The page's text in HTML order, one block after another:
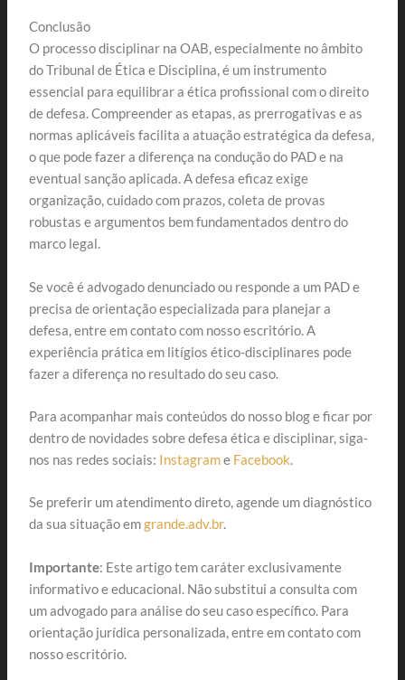
Conclusão
O processo disciplinar na OAB, especialmente no âmbito
do Tribunal de Ética e Disciplina, é um instrumento
essencial para equilibrar a ética profissional com o direito
de defesa. Compreender as etapas, as prerrogativas e as
normas aplicáveis facilita a atuação estratégica da defesa,
o que pode fazer a diferença na condução do PAD e na
eventual sanção aplicada. A defesa eficaz exige
organização, cuidado com prazos, coleta de provas
robustas e argumentos bem fundamentados dentro do
marco legal.
Se você é advogado denunciado ou responde a um PAD e
precisa de orientação especializada para planejar a
defesa, entre em contato com nosso escritório. A
experiência prática em litígios ético-disciplinares pode
fazer a diferença no resultado do seu caso.
Para acompanhar mais conteúdos do nosso blog e ficar por
dentro de novidades sobre defesa ética e disciplinar, siga-
nos nas redes sociais: Instagrame Facebook.
Se preferir um atendimento direto, agende um diagnóstico
da sua situação emgrande.adv.br.
Importante: Este artigo tem caráter exclusivamente
informativo e educacional. Não substitui a consulta com
um advogado para análise do seu caso específico. Para
orientação jurídica personalizada, entre em contato com
nosso escritório.